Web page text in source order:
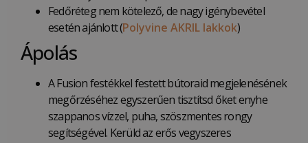
Fedőréteg nem kötelező, de nagy igénybevétel
esetén ajánlott (Polyvine AKRIL lakkok)
Ápolás
A Fusion festékkel festett bútoraid megjelenésének
megőrzéséhez egyszerűen tisztítsd őket enyhe
szappanos vízzel, puha, szöszmentes rongy
segítségével. Kerüld az erős vegyszeres